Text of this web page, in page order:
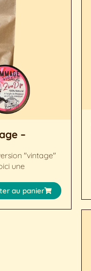
–
"vintage"
une
au panier